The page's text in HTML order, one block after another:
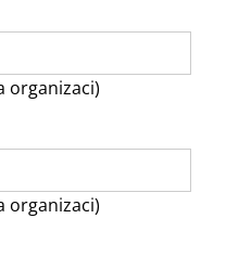
organizaci)
organizaci)